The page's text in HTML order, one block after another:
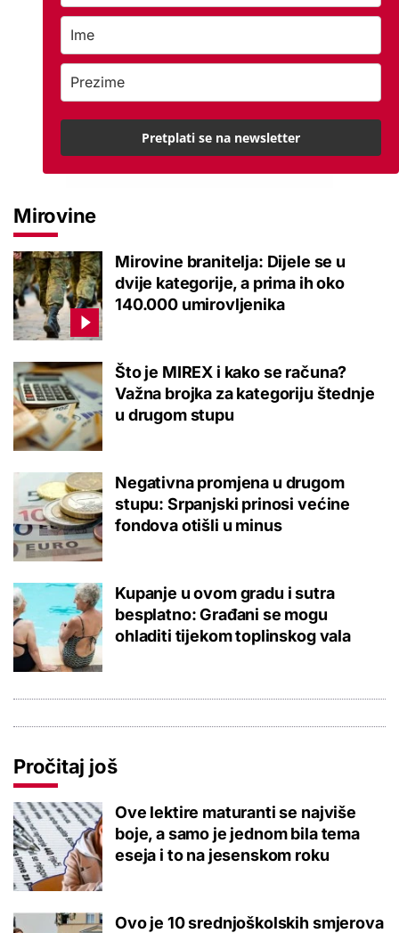
Mirovine
Mirovine branitelja: Dijele se u
dvije kategorije, a prima ih oko
140.000 umirovljenika
Što je MIREX i kako se računa?
Važna brojka za kategoriju štednje
u drugom stupu
Negativna promjena u drugom
stupu: Srpanjski prinosi većine
fondova otišli u minus
Kupanje u ovom gradu i sutra
besplatno: Građani se mogu
ohladiti tijekom toplinskog vala
Pročitaj još
Ove lektire maturanti se najviše
boje, a samo je jednom bila tema
eseja i to na jesenskom roku
Ovo je 10 srednjoškolskih smjerova
Pretplati se na newsletter